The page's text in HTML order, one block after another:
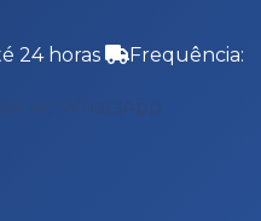
24 horas
Frequência:
no WhatsApp